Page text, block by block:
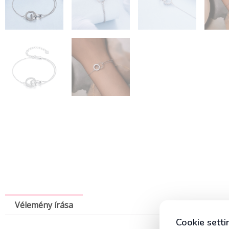
Vélemény írása
Cookie